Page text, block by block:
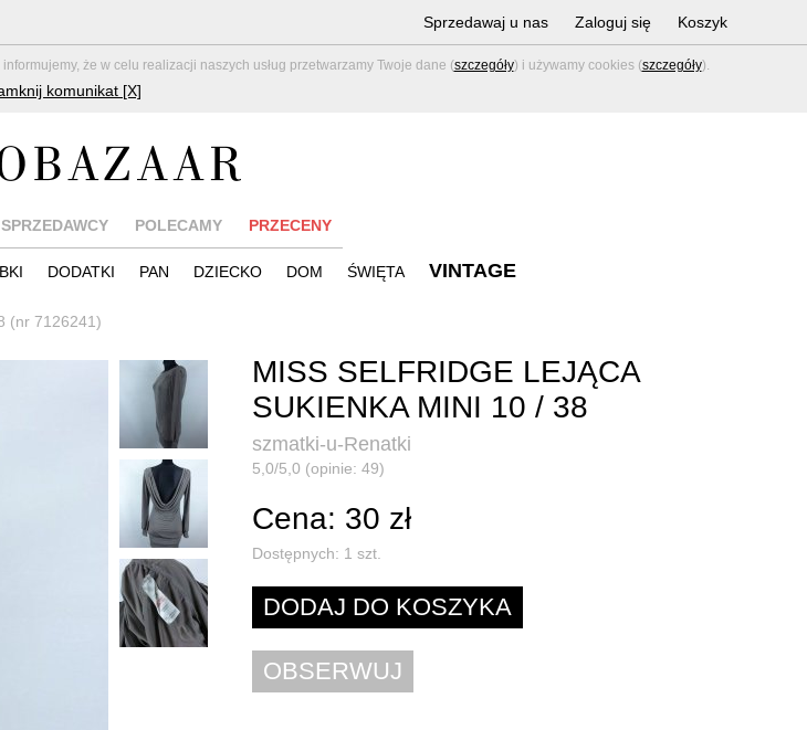
że w celu realizacji naszych usług przetwarzamy Twoje dane (szczegóły) i używamy cookies (szczegóły).
komunikat [X]
Sprzedawaj u nas Zaloguj się Koszyk
SPRZEDAWCY POLECAMY PRZECENY
DODATKI PAN DZIECKO DOM ŚWIĘTA VINTAGE
(nr 7126241)
MISS SELFRIDGE LEJĄCA
SUKIENKA MINI 10 / 38
szmatki-u-Renatki
5,0/5,0 (opinie: 49)
Cena: 30 zł
Dostępnych: 1 szt.